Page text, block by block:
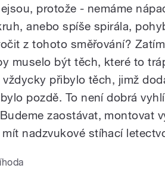
protože - nemáme
anebo spíše spirála,
z tohoto směřování?
muselo být těch, které to
vždycky přibylo těch, jimž
pozdě. To není dobrá
zaostávat, montovat
mít nadzvukové stíhací